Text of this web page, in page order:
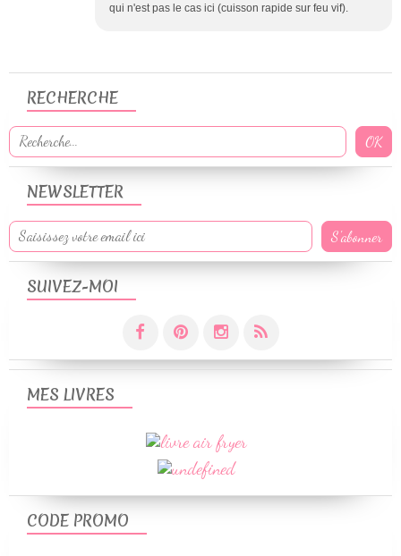
qui n'est pas le cas ici (cuisson rapide sur feu vif).
NEWSLETTER
SUIVEZ-MOI
RECHERCHE
MES LIVRES
CODE PROMO